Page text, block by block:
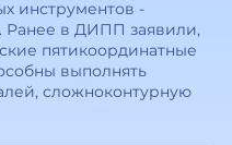
инструментов -
Ранее в ДИПП заявили,
пятикоординатные
выполнять
сложноконтурную